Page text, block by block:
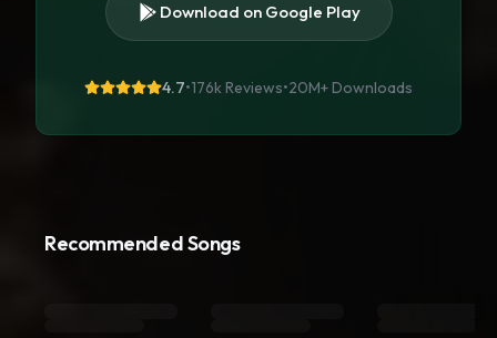
Download on Google Play
4.7•176k Reviews•20M+Downloads
Recommended Songs